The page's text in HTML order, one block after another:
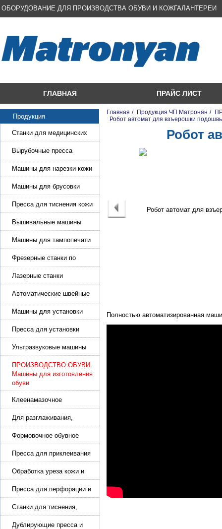
ОБОРУДОВАНИЕ ДЛЯ ПРОИЗВОДСТВА ОБУВИ И КОЖГАЛАНТЕРЕИ
ГЛАВНАЯ ПРАЙС ЛИСТ
Продукция
Станки для медицинских
масок
Вырубочные пресса
Машины для нарезки кожи
и стропы
Машины для брусовки
кожи,меха,поролона
Пресса для тиснения кожи
Вышивальные машины
Машины для тампопечати
Фрезерные станки по
металлу
Лазерные станки
Автоматические швейные
машины с программным
управлением
Машины для установки
жемчуга, бусин, заклепок и
фурнитура
Пресса для установки
фурнитуры: блочка,
люверсы, петля
Ультразвуковые машины
для сварки
ПРОИЗВОДСТВО ОБУВИ.
Машины для изготовления
обуви
Клеенамазочное
оборудование и активаторы
клея
Для разглаживания,
разбивания и герметизации
шва
Формовочное обувное
оборудование
Пресса для приклеивания
подошвы и прибивки
каблука
Обработка уреза кожи и
покрасочные камеры
Пресса для перфорации и
тиснения
Станки для тиснения,
нанесения логотипа и
нумераторы
Дублирующие пресса и
Главная / Продукция ЧП Матронян /
Робот автомат для взъерошки
Робот
Полностью автоматизированная